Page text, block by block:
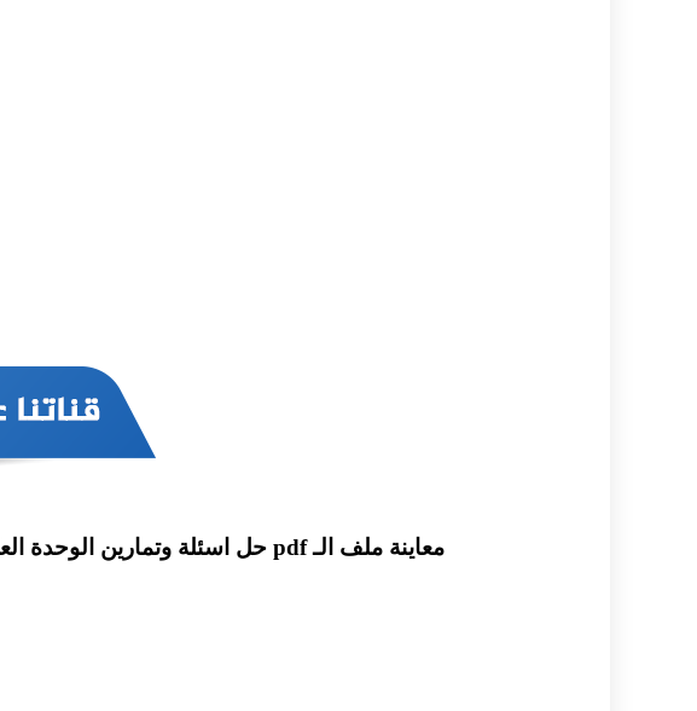
معاينة ملف الـ pdf حل اسئلة وتمارين الوحدة العاشرة بمادة الرياضيات الصف الحادي عشر العلمي الفصل الدراسي الثاني